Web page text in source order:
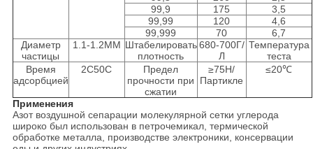
99,9
175
3,5
99,99
120
4,6
99,999
70
6,7
Диаметр
частицы
1.1-1.2ММ Штабелировать
плотность
680-700Г/
Л
Температура
теста
Время
адсорбцией
2С50С
Предел
прочности при
сжатии
≥75Н/
Партикле
≤20℃
Применения
Азот воздушной сепарации молекулярной сетки углерода
широко был использован в петрочемикал, термической
обработке металла, производстве электроники, консервации